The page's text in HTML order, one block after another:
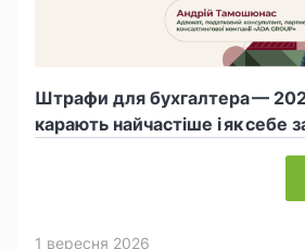
Штрафи для бухгалтера —
карають найчастіше і як себе
1 вересня 2026